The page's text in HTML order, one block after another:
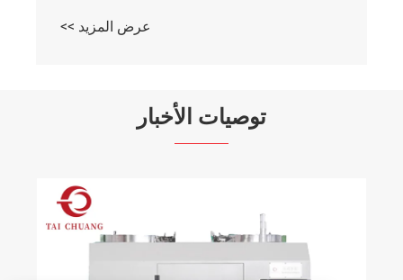
توصيات الأخبار
TAICHUANG آلات التنصت على الجوز لمصنع